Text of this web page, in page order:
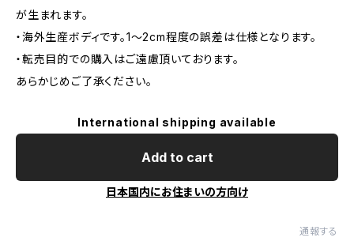
が生まれます。
・海外生産ボディです。1～2cm程度の誤差は仕様となります。
・転売目的での購入はご遠慮頂いております。
あらかじめご了承ください。
International shipping available
Add to cart
日本国内にお住まいの方向け
通報する